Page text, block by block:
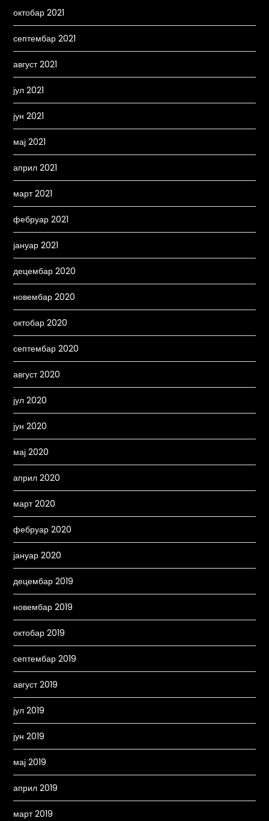
октобар 2021
септембар 2021
август 2021
јул 2021
јун 2021
мај 2021
април 2021
март 2021
фебруар 2021
јануар 2021
децембар 2020
новембар 2020
октобар 2020
септембар 2020
август 2020
јул 2020
јун 2020
мај 2020
април 2020
март 2020
фебруар 2020
јануар 2020
децембар 2019
новембар 2019
октобар 2019
септембар 2019
август 2019
јул 2019
јун 2019
мај 2019
април 2019
март 2019